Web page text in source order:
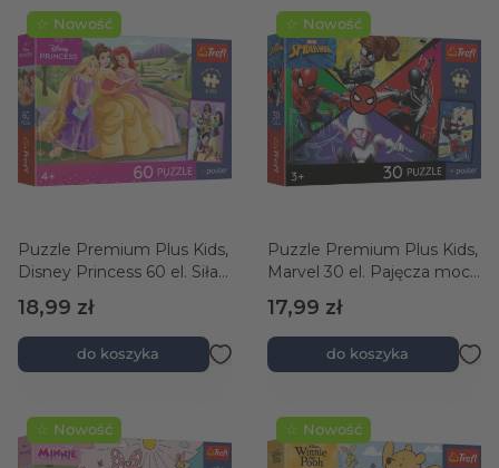
☆ Nowość
Puzzle Premium Plus Kids,
Disney Princess 60 el. Siła
w koronie + kolekcjonerski
plakat
18,99 zł
do koszyka
☆ Nowość
Puzzle Premium Plus Kids,
Marvel 30 el. Pajęcza moc
+ kolekcjonerski plakat
17,99 zł
do koszyka
☆ Nowość ☆ Nowość